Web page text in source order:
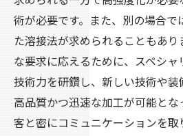
術が必要です。また、別の場合で
た溶接法が求められることもあ
な要求に応えるために、スペシ
技術力を研鑽し、新しい技術や装
高品質かつ迅速な加工が可能とな
客と密にコミュニケーションを